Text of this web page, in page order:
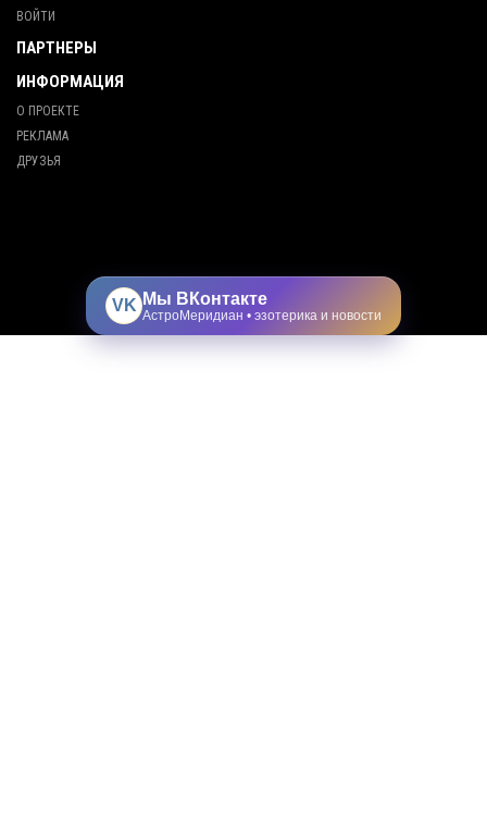
ВОЙТИ
ПАРТНЕРЫ
ИНФОРМАЦИЯ
О ПРОЕКТЕ
РЕКЛАМА
ДРУЗЬЯ
VK Мы ВКонтакте
АстроМеридиан • эзотерика и новости